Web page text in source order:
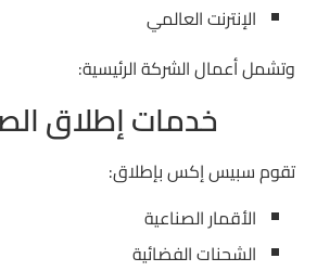
الإنترنت العالمي
وتشمل أعمال الشركة الرئيسية:
خدمات إطلاق
تقوم سبيس إكس بإطلاق:
الأقمار الصناعية
الشحنات الفضائية